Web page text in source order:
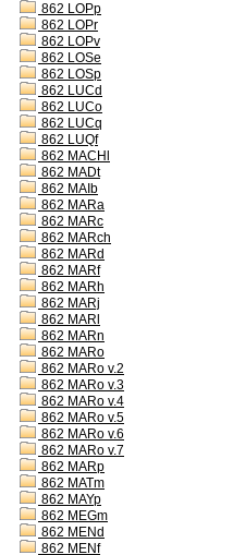
862 LOPp
862 LOPr
862 LOPv
862 LOSe
862 LOSp
862 LUCd
862 LUCo
862 LUCq
862 LUQf
862 MACHl
862 MADt
862 MAIb
862 MARa
862 MARc
862 MARch
862 MARd
862 MARf
862 MARh
862 MARj
862 MARl
862 MARn
862 MARo
862 MARo v.2
862 MARo v.3
862 MARo v.4
862 MARo v.5
862 MARo v.6
862 MARo v.7
862 MARp
862 MATm
862 MAYp
862 MEGm
862 MENd
862 MENf